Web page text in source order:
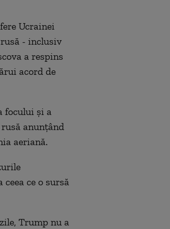
Ucrainei
- inclusiv
a respins
acord de
focului și a
anunțând
aeriană.
ce o sursă
Trump nu a